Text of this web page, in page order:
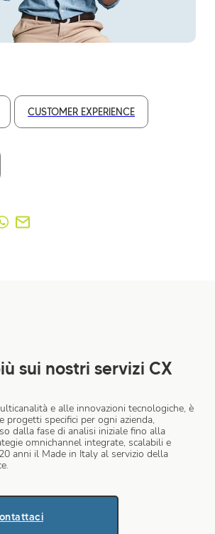
CUSTOMER EXPERIENCE
sui nostri servizi CX
e alle innovazioni tecnologiche, è
progetti specifici per ogni azienda,
dalla fase di analisi iniziale fino alla
omnichannel integrate, scalabili e
anni il Made in Italy al servizio della